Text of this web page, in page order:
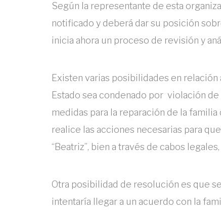
Según la representante de esta
notificado y deberá dar su posición
inicia ahora un proceso de revisión y
Existen varias posibilidades en
Estado sea condenado por violación
medidas para la reparación de la
realice las acciones necesarias para
“Beatriz”, bien a través de cabos
Otra posibilidad de resolución es que
intentaría llegar a un acuerdo con la